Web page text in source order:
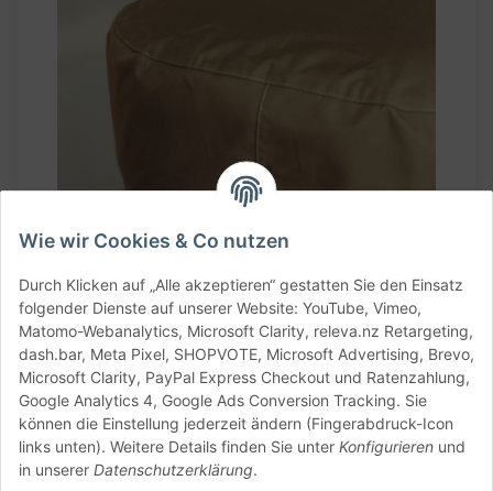
Wie wir Cookies & Co nutzen
Durch Klicken auf „Alle akzeptieren“ gestatten Sie den Einsatz
folgender Dienste auf unserer Website: YouTube, Vimeo,
Matomo-Webanalytics, Microsoft Clarity, releva.nz Retargeting,
dash.bar, Meta Pixel, SHOPVOTE, Microsoft Advertising, Brevo,
Microsoft Clarity, PayPal Express Checkout und Ratenzahlung,
Google Analytics 4, Google Ads Conversion Tracking. Sie
können die Einstellung jederzeit ändern (Fingerabdruck-Icon
links unten). Weitere Details finden Sie unter Konfigurieren und
in unserer Datenschutzerklärung.